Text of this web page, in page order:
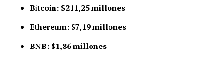
Bitcoin: $211,25 millones
Ethereum: $7,19 millones
BNB: $1,86 millones